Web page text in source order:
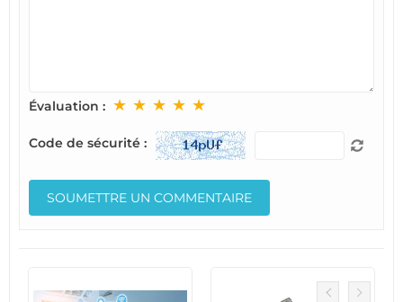
Évaluation : ★ ★ ★ ★ ★
Code de sécurité :